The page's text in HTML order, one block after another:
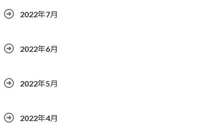
2022年7月
2022年6月
2022年5月
2022年4月